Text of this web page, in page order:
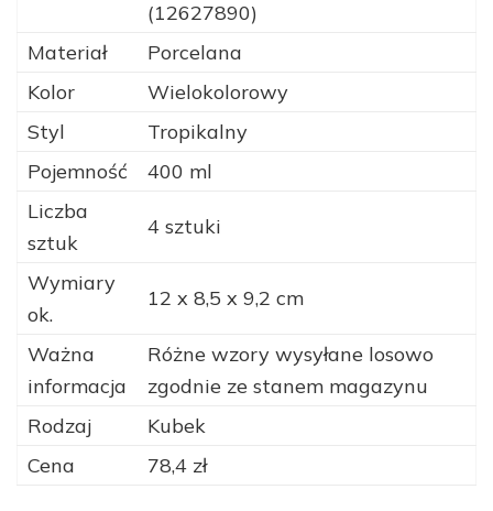
(12627890)
Materiał
Porcelana
Kolor
Wielokolorowy
Styl
Tropikalny
Pojemność
400 ml
Liczba
sztuk
4 sztuki
Wymiary
ok.
12 x 8,5 x 9,2 cm
Ważna
informacja
Różne wzory wysyłane losowo
zgodnie ze stanem magazynu
Rodzaj
Kubek
Cena
78,4 zł